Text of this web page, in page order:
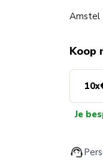
Amstel
Koop
10x
Je